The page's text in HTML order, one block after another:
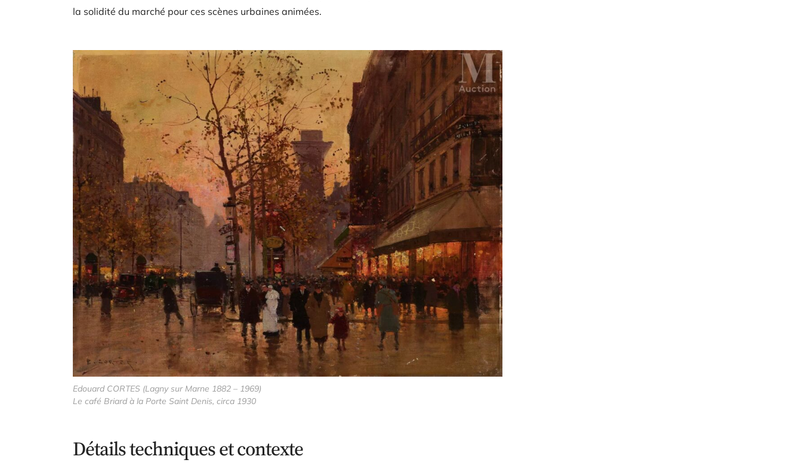
la solidité du marché pour ces scènes urbaines animées.
Edouard CORTES (Lagny sur Marne 1882 – 1969)
Le café Briard à la Porte Saint Denis, circa 1930
Détails techniques et contexte